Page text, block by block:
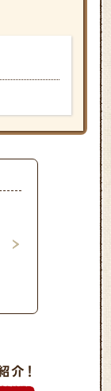
かぼちゃのとろーりク
ムコロッケ